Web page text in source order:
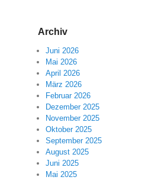
Archiv
Juni 2026
Mai 2026
April 2026
März 2026
Februar 2026
Dezember 2025
November 2025
Oktober 2025
September 2025
August 2025
Juni 2025
Mai 2025